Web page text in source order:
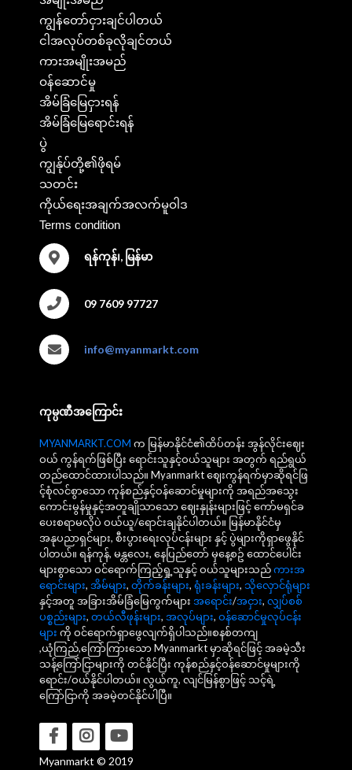
ကျွန်တော်ငှားချင်ပါတယ်
ငါအလုပ်တစ်ခုလိုချင်တယ်
ကားအမျိုးအမည်
ဝန်ဆောင်မှု
အိမ်ခြံမြေငှားရန်
အိမ်ခြံမြေရောင်းရန်
ပွဲ
ကျွန်ုပ်တို့၏ဖိုရမ်
သတင်း
ကိုယ်ရေးအချက်အလက်မူဝါဒ
Terms condition
ရန်ကုန်၊, မြန်မာ
09 7609 97727
info@myanmarkt.com
ကုမ္ပဏီအကြောင်း
MYANMARKT.COM က မြန်မာနိုင်ငံ၏ထိပ်တန်း အွန်လိုင်းဈေး
ဝယ် ကွန်ရက်ဖြစ်ပြီး ရောင်းသူနှင့်ဝယ်သူများ အတွက် ရည်ရွယ်
တည်ထောင်ထားပါသည်။ Myanmarkt ဈေးကွန်ရက်မှာဆိုရင်ဖြ
င့်စုံလင်စွာသော ကုန်စည်နှင့်ဝန်ဆောင်မှုများကို အရည်အသွေး
ကောင်းမွန်မှုနှင့်အတူချိုသာသော ဈေးနှုန်းများဖြင့် ကော်မရှင်ခ
ပေးစရာမလိုပဲ ဝယ်ယူ/ရောင်းချနိုင်ပါတယ်။ မြန်မာနိုင်ငံမှ
အနုပညာရှင်များ, စီးပွားရေးလုပ်ငန်းများ နှင့် ပွဲများကိုရှာဖွေနိုင်
ပါတယ်။ ရန်ကုန်, မန္တလေး, နေပြည်တော် မှနေ့စဥ် ထောင်ပေါင်း
များစွာသော ဝင်ရောက်ကြည့်ရှု့သူနှင့် ဝယ်သူများသည်ကားအ
ရောင်းများ, အိမ်များ, တိုက်ခန်းများ, ရုံးခန်းများ, သိုလှောင်ရုံများ
နှင့်အတူ အခြားအိမ်ခြံမြေကွက်များ အရောင်း/အငှား, လျှပ်စစ်
ပစ္စည်းများ, တယ်လီဖုန်းများ, အလုပ်များ, ဝန်ဆောင်မှုလုပ်ငန်း
များ ကို ဝင်ရောက်ရှာဖွေလျက်ရှိပါသည်။စနစ်တကျ
,ယုံကြည်,ကြော်ကြားသော Myanmarkt မှာဆိုရင်ဖြင့် အခမဲ့သီး
သန့်ကြော်ငြာများကို တင်နိုင်ပြီး ကုန်စည်နှင့်ဝန်ဆောင်မှုများကို
ရောင်း/ဝယ်နိုင်ပါတယ်။ လွယ်ကူ, လျင်မြန်စွာဖြင့် သင့်ရဲ့
ကြော်ငြာကို အခမဲ့တင်နိုင်ပါပြီ။
Myanmarkt © 2019